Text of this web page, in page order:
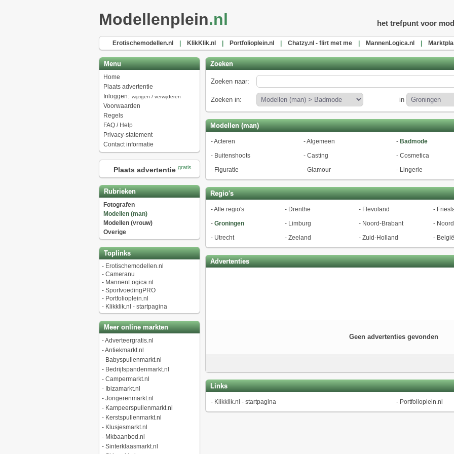
Modellenplein.nl het trefpunt voor
Erotischemodellen.nl KlikKlik.nl Portfolioplein.nl Chatzy.nl - flirt met me MannenLogica.nl
Menu
Home
Plaats advertentie
Inloggen: wijzigen / verwijderen
Voorwaarden
Regels
FAQ / Help
Privacy-statement
Contact informatie
Plaats advertentie gratis
Rubrieken
Fotografen
Modellen (man)
Modellen (vrouw)
Overige
Toplinks
- Erotischemodellen.nl
- Cameranu
- MannenLogica.nl
- SportvoedingPRO
- Portfolioplein.nl
- Klikklik.nl - startpagina
Meer online markten
-Adverteergratis.nl
-Antiekmarkt.nl
- Babyspullenmarkt.nl
- Bedrijfspandenmarkt.nl
- Campermarkt.nl
- Ibizamarkt.nl
- Jongerenmarkt.nl
- Kampeerspullenmarkt.nl
- Kerstspullenmarkt.nl
- Klusjesmarkt.nl
- Mkbaanbod.nl
- Sinterklaasmarkt.nl
Zoeken
Zoeken naar:
Zoeken in: in
Modellen (man)
-Acteren -Algemeen - Badmode
- Buitenshoots - Casting - Cosmetica
- Figuratie - Glamour - Lingerie
Regio's
-Alle regio's - Drenthe - Flevoland -
- Groningen - Limburg - Noord-Brabant -
- Utrecht - Zeeland - Zuid-Holland - België
Advertenties
Geen advertenties gevonden
Links
- Klikklik.nl - startpagina - Portfolioplein.nl